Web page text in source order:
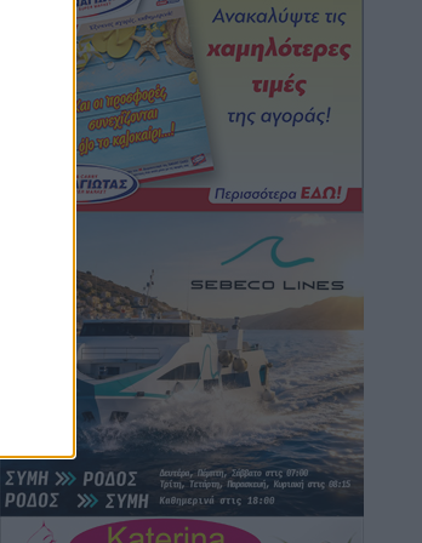
Καιρός: Επιμένουν οι υψηλές
θερμοκρασίες – Ισχυρά μελτέμια έως 9
μποφόρ, σε «Red Code» 6 περιοχές
Τοπικές Ειδήσεις• πριν 4 ώρες
Τα φοιτητικά ενοίκια «τινάζουν στον
• πριν 4 ώρες
Δύο νέοι ξενώνες παραδόθηκαν στις
Ένοπλες Δυνάμεις στη νήσο Ρω
Τοπικές Ειδήσεις πριν 4 ώρες
Συνεχίζεται η έξοδος του Αυγούστου –
Πάνω από 34.000 αναχωρούν σήμερα
μόνο από τον Πειραιά